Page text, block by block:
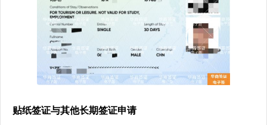
贴纸签证与其他长期签证申请